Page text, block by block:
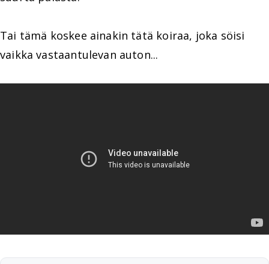
Tai tämä koskee ainakin tätä koiraa, joka söisi
vaikka vastaantulevan auton...